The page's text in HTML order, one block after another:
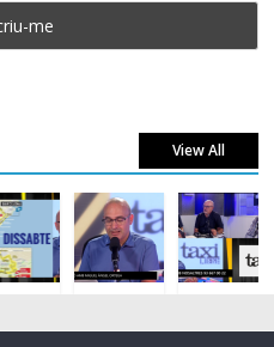
View All